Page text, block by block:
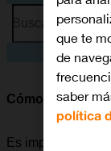
Busca por
Cómo ajustar la
Es importante
que te
de
saber
política